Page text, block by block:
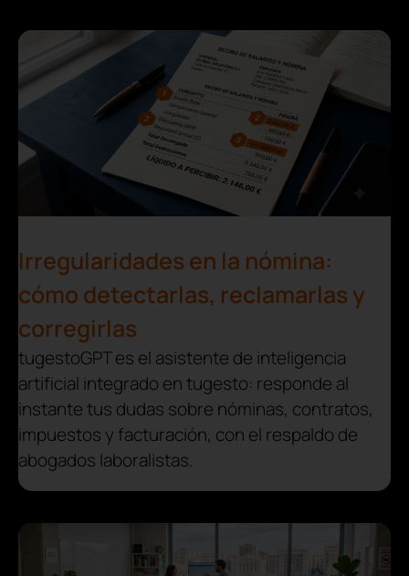
Irregularidades en la nómina:
cómo detectarlas, reclamarlas y
corregirlas
tugestoGPT es el asistente de inteligencia
artificial integrado en tugesto: responde al
instante tus dudas sobre nóminas, contratos,
impuestos y facturación, con el respaldo de
abogados laboralistas.